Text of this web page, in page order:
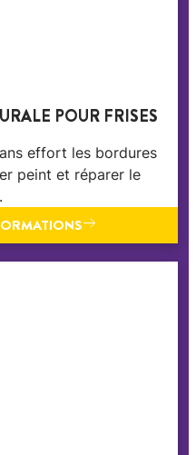
POUR FRISES
effort les bordures
peint et réparer le